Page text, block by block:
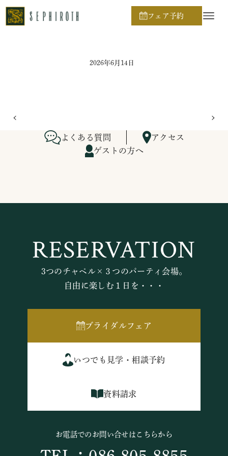
フェア予約
ホーム
2026年6月14日
よくある質問
アクセス
ゲストの方へ
RESERVATION
3つのチャペル×３つのパーティ会場。
自由に楽しむ１日を・・・
ブライダルフェア
いつでも見学・相談予約
資料請求
お電話でのお問い合せはこちらから